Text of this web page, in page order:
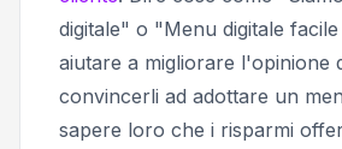
digitale" o "Menu digitale
aiutare a migliorare l'opinione
convincerli ad adottare un
sapere loro che i risparmi